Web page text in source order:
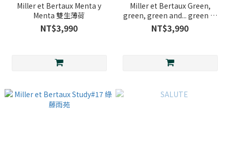
Miller et Bertaux Menta y
Menta 雙生薄荷
NT$3,990
Miller et Bertaux Green,
green, green and... green 忘
憂湖畔
NT$3,990